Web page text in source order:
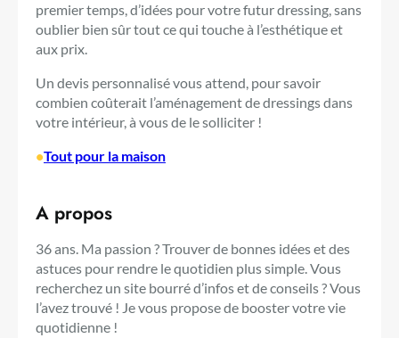
premier temps, d’idées pour votre futur dressing, sans
oublier bien sûr tout ce qui touche à l’esthétique et
aux prix.
Un devis personnalisé vous attend, pour savoir
combien coûterait l’aménagement de dressings dans
votre intérieur, à vous de le solliciter !
•Tout pour la maison
A propos
36 ans. Ma passion ? Trouver de bonnes idées et des
astuces pour rendre le quotidien plus simple. Vous
recherchez un site bourré d’infos et de conseils ? Vous
l’avez trouvé ! Je vous propose de booster votre vie
quotidienne !